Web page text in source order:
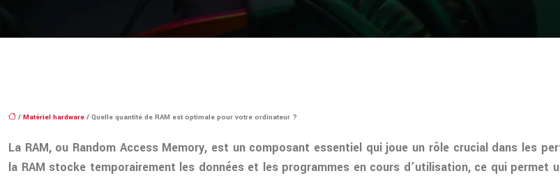
/ Matériel hardware / Quelle quantité de RAM est optimale pour votre ordinateur ?
La RAM, ou Random Access Memory, est un composant essentiel qui joue un rôle crucial dans les
la RAM stocke temporairement les données et les programmes en cours d’utilisation, ce qui